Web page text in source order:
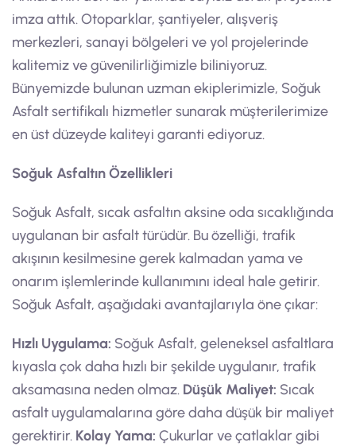
imza attık. Otoparklar, şantiyeler, alışveriş
merkezleri, sanayi bölgeleri ve yol projelerinde
kalitemiz ve güvenilirliğimizle biliniyoruz.
Bünyemizde bulunan uzman ekiplerimizle, Soğuk
Asfalt sertifikalı hizmetler sunarak müşterilerimize
en üst düzeyde kaliteyi garanti ediyoruz.
Soğuk Asfaltın Özellikleri
Soğuk Asfalt, sıcak asfaltın aksine oda sıcaklığında
uygulanan bir asfalt türüdür. Bu özelliği, trafik
akışının kesilmesine gerek kalmadan yama ve
onarım işlemlerinde kullanımını ideal hale getirir.
Soğuk Asfalt, aşağıdaki avantajlarıyla öne çıkar:
Hızlı Uygulama: Soğuk Asfalt, geleneksel asfaltlara
kıyasla çok daha hızlı bir şekilde uygulanır, trafik
aksamasına neden olmaz. Düşük Maliyet: Sıcak
asfalt uygulamalarına göre daha düşük bir maliyet
gerektirir. Kolay Yama: Çukurlar ve çatlaklar gibi